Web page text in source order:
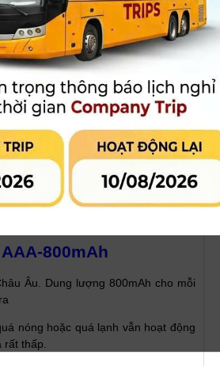
MUA HÀNG
TRẢ GÓP
tài chính hoặc thẻ tín
dụng
LIÊN HỆ
Đánh giá sản phẩm
800mAh
Âu. Dung lượng 800mAh cho mỗi
nóng hoặc quá lạnh vẫn hoạt động
thấp.